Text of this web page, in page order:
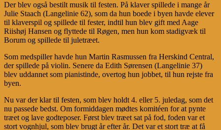
Der blev også bestilt musik til festen. På klaver spillede i mange år
Julie Staach (Langelinie 62), som da hun boede i byen havde elever
til klaverspil og spillede til fester, indtil hun blev gift med Aage
Riishøj Hansen og flyttede til Røgen, men hun kom stadigvæk til
Borum og spillede til juletræet.
Som medspiller havde hun Martin Rasmussen fra Herskind Central,
der spillede på violin. Senere da Edith Sørensen (Langelinie 37)
blev uddannet som pianistinde, overtog hun jobbet, til hun rejste fra
byen.
Nu var der klar til festen, som blev holdt 4. eller 5. juledag, som det
nu passede bedst. Om formiddagen mødtes komitéen for at pynte
træet og lave godteposer. Først blev træet sat på fod, foden var et
stort vognhjul, som blev brugt år efter år. Det var et stort træ at få